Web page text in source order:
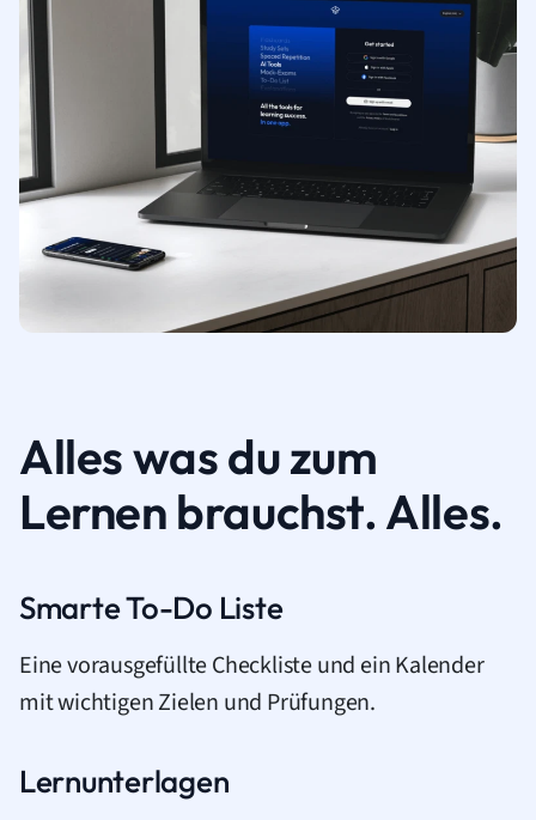
Alles was du zum
Lernen brauchst. Alles.
Smarte To-Do Liste
Eine vorausgefüllte Checkliste und ein Kalender
mit wichtigen Zielen und Prüfungen.
Lernunterlagen